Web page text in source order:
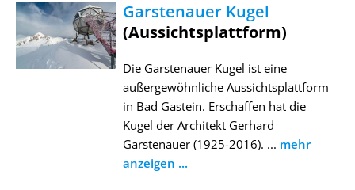
Garstenauer Kugel
(Aussichtsplattform)
Die Garstenauer Kugel ist eine
außergewöhnliche Aussichtsplattform
in Bad Gastein. Erschaffen hat die
Kugel der Architekt Gerhard
Garstenauer (1925-2016). ... mehr
anzeigen ...